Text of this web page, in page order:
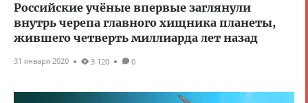
Российские учёные впервые заглянули
внутрь черепа главного хищника планеты,
жившего четверть миллиарда лет назад
31 января 2020 3 120 0